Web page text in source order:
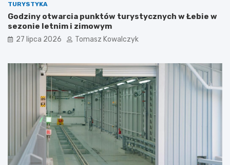
TURYSTYKA
Godziny otwarcia punktów turystycznych w Łebie w
sezonie letnim i zimowym
27 lipca 2026 Tomasz Kowalczyk